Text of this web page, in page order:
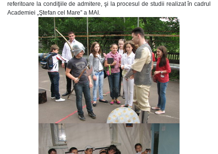
referitoare la condiţiile de admitere, şi la procesul de studii realizat în cadrul
Academiei „Ştefan cel Mare” a MAI.